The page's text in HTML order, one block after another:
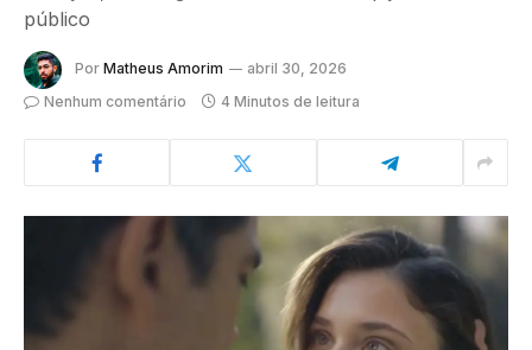
público
Por Matheus Amorim
abril 30, 2026
Nenhum comentário
4 Minutos de leitura